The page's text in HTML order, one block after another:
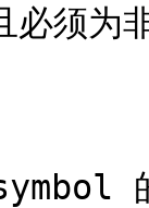
必须